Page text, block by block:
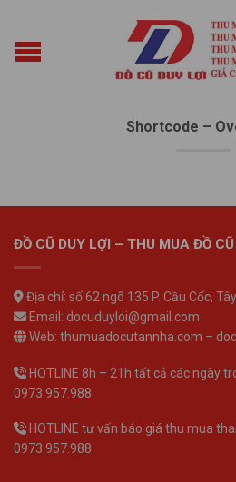
Shortcode –
ĐỒ CŨ DUY LỢI – THU MUA ĐỒ
Địa chỉ: số 62 ngõ 135 P. Cầu Cốc,
Email: docuduyloi@gmail.com
Web: thumuadocutannha.com –
HOTLINE 8h – 21h tất cả các ngày
0973.957.988
HOTLINE tư vấn báo giá thu mua
0973.957.988